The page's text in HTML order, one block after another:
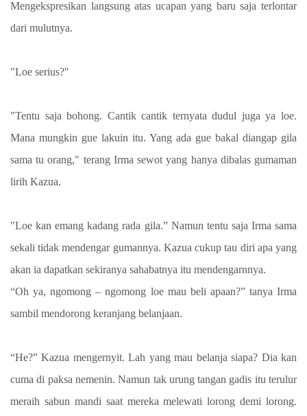
Mengekspresikan langsung atas ucapan yang baru saja terlontar
dari mulutnya.
"Loe serius?"
"Tentu saja bohong. Cantik cantik ternyata dudul juga ya loe.
Mana mungkin gue lakuin itu. Yang ada gue bakal diangap gila
sama tu orang," terang Irma sewot yang hanya dibalas gumaman
lirih Kazua.
"Loe kan emang kadang rada gila.” Namun tentu saja Irma sama
sekali tidak mendengar gumannya. Kazua cukup tau diri apa yang
akan ia dapatkan sekiranya sahabatnya itu mendengarnnya.
“Oh ya, ngomong – ngomong loe mau beli apaan?” tanya Irma
sambil mendorong keranjang belanjaan.
“He?” Kazua mengernyit. Lah yang mau belanja siapa? Dia kan
cuma di paksa nemenin. Namun tak urung tangan gadis itu terulur
meraih sabun mandi saat mereka melewati lorong demi lorong.